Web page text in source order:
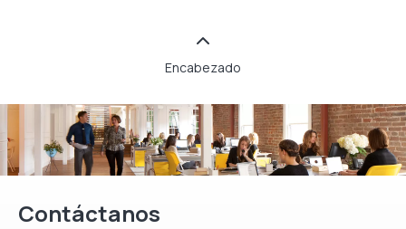
Encabezado
Contáctanos